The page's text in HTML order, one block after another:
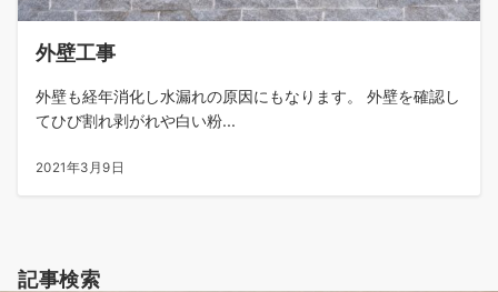
外壁工事
外壁も経年消化し水漏れの原因にもなります。 外壁を確認し
てひび割れ剥がれや白い粉...
2021年3月9日
記事検索